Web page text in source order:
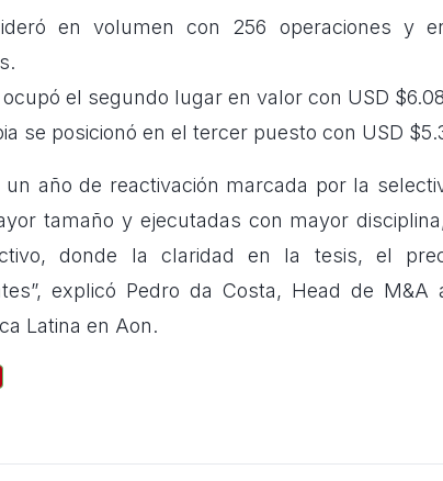
en volumen con 256 operaciones y
el segundo lugar en valor con USD
se posicionó en el tercer puesto con USD
un año de reactivación marcada por la
tamaño y ejecutadas con mayor
donde la claridad en la tesis, el
explicó Pedro da Costa, Head de M&A
Latina en Aon.